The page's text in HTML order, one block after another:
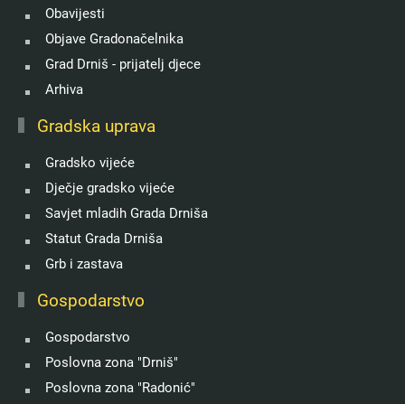
Obavijesti
Objave Gradonačelnika
Grad Drniš - prijatelj djece
Arhiva
Gradska uprava
Gradsko vijeće
Dječje gradsko vijeće
Savjet mladih Grada Drniša
Statut Grada Drniša
Grb i zastava
Gospodarstvo
Gospodarstvo
Poslovna zona "Drniš"
Poslovna zona "Radonić"